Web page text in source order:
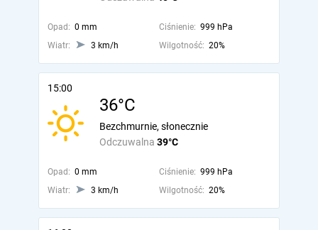
Opad: 0 mm Ciśnienie: 999 hPa
Wiatr:
3 km/h Wilgotność: 20%
15:00
36°C
Odczuwalna 39°C
Bezchmurnie, słonecznie
Opad: 0 mm Ciśnienie: 999 hPa
Wiatr:
3 km/h Wilgotność: 20%